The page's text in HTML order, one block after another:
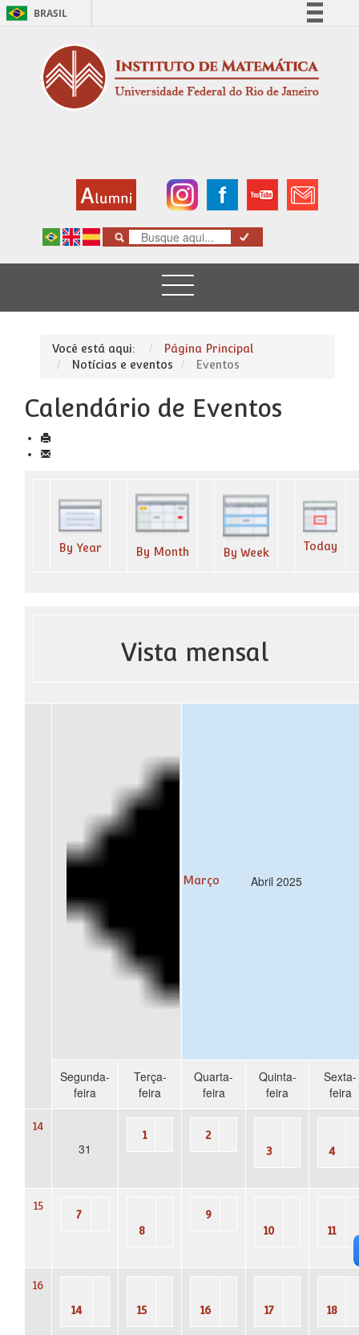
BRASIL
Comunica BR
Participe
Você está aqui:
Página Principal
Notícias e eventos
Eventos
Calendário de Eventos
By Year By Month By Week
Today
Vista mensal
Março Abril 2025
Segunda-
feira
Terça-
feira
Quarta-
feira
Quinta-
feira
Sexta-
feira
14
31
1
2
3
4
15
7
8
9
10
11
16
14
15 16 17 18